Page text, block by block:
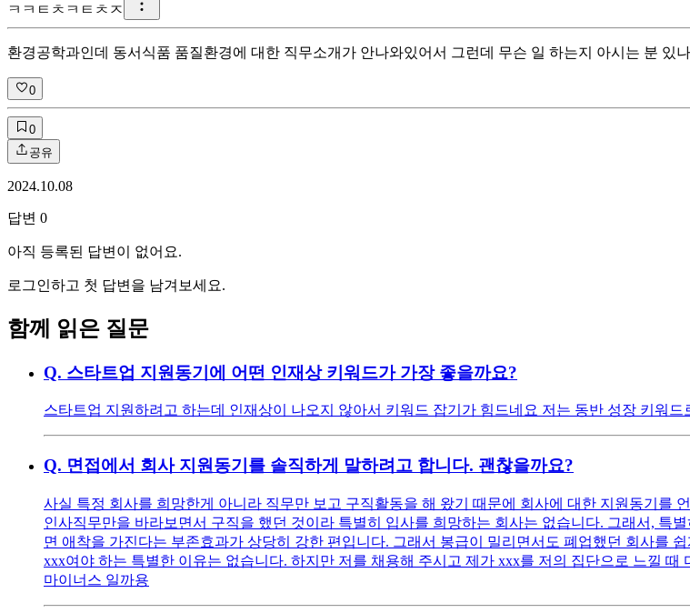
ㅋ ㅋㅌㅊㅋㅌㅊㅈ
환경공학과인데 동서식품 품질환경에 대한 직무소개가 안나와있어서 그런데 무슨 일 하는지 아시는 분 있나
0
0
공유
2024.10.08
답변 0
아직 등록된 답변이 없어요.
로그인하고 첫 답변을 남겨보세요.
함께 읽은 질문
Q. 스타트업 지원동기에 어떤 인재상 키워드가 가장 좋을까요?
스타트업 지원하려고 하는데 인재상이 나오지 않아서 키워드 잡기가 힘드네요 저는 동반 성장 키워
Q. 면접에서 회사 지원동기를 솔직하게 말하려고 합니다. 괜찮을까요?
사실 특정 회사를 희망한게 아니라 직무만 보고 구직활동을 해 왔기 때문에 회사에 대한 지원동기를
인사직무만을 바라보면서 구직을 했던 것이라 특별히 입사를 희망하는 회사는 없습니다. 그래서, 특
면 애착을 가진다는 부존효과가 상당히 강한 편입니다. 그래서 봉급이 밀리면서도 폐업했던 회사를
xxx여야 하는 특별한 이유는 없습니다. 하지만 저를 채용해 주시고 제가 xxx를 저의 집단으로 느낄
마이너스 일까용